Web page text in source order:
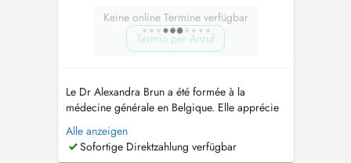
Keine online Termine verfügbar
Termin per Anruf
Le Dr Alexandra Brun a été formée à la
médecine générale en Belgique. Elle apprécie
la richesse et la diversité de la médecine de
premier recours. Elle accorde une attention
particulière au suivi personnalisé de chacun,
Alle anzeigen
Sofortige Direktzahlung verfügbar